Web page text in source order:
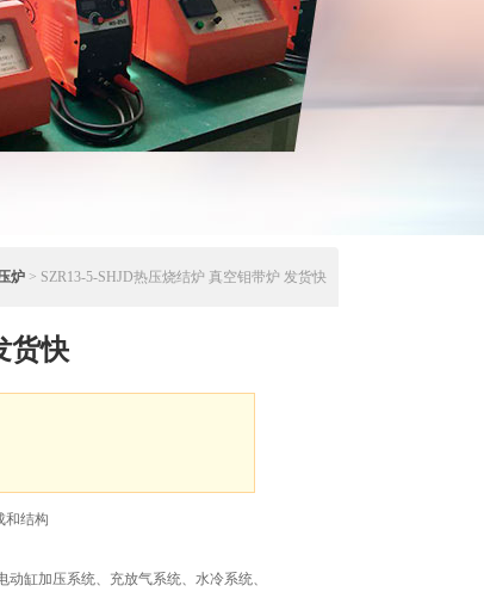
炉 > SZR13-5-SHJD热压烧结炉 真空钼带炉 发货快
货快
和结构
缸加压系统、充放气系统、水冷系统、